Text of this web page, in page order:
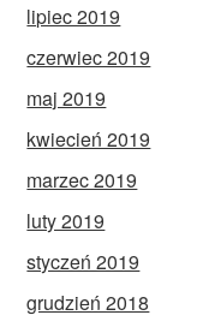
lipiec 2019
czerwiec 2019
maj 2019
kwiecień 2019
marzec 2019
luty 2019
styczeń 2019
grudzień 2018